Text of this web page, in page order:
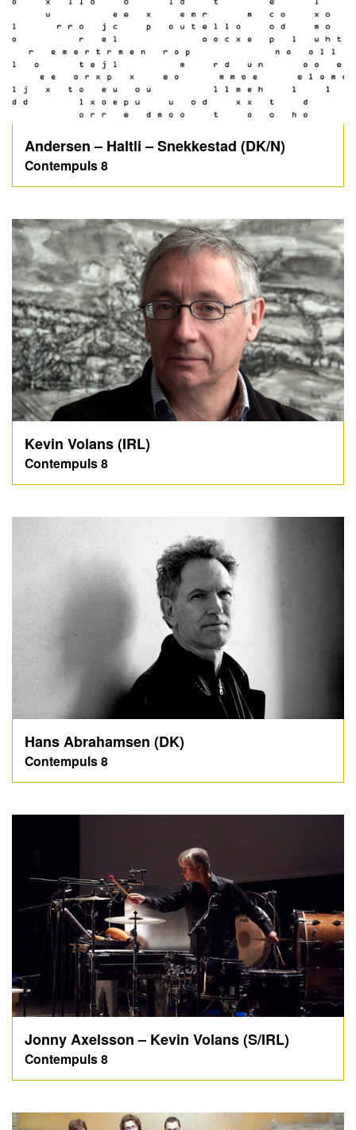
Andersen – Haltli – Snekkestad (DK/N)
Contempuls 8
Kevin Volans (IRL)
Contempuls 8
Hans Abrahamsen (DK)
Contempuls 8
Jonny Axelsson – Kevin Volans (S/IRL)
Contempuls 8